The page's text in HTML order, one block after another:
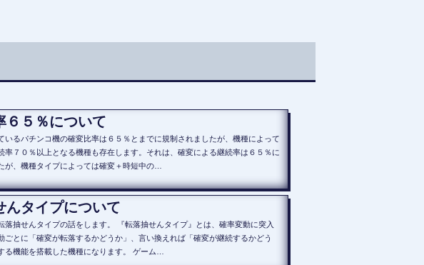
６５％について
いるパチンコ機の確変比率は６５％とまでに規制されましたが、機種によって
率７０％以上となる機種も存在します。それは、確変による継続率は６５％に
が、機種タイプによっては確変＋時短中の…
んタイプについて
落抽せんタイプの話をします。 『転落抽せんタイプ』とは、確率変動に突入
ごとに「確変が転落するかどうか」、言い換えれば「確変が継続するかどう
る機能を搭載した機種になります。 ゲーム…